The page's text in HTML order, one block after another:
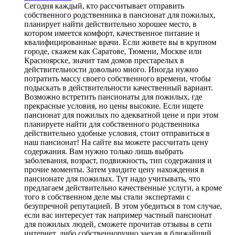
Сегодня каждый, кто рассчитывает отправить
собственного родственника в пансионат для пожилых,
планирует найти действительно хорошее место, в
котором имеется комфорт, качественное питание и
квалифицированные врачи. Если живете вы в крупном
городе, скажем как Саратове, Тюмени, Москве или
Красноярске, значит там домов престарелых в
действительности довольно много. Иногда нужно
потратить массу своего собственного времени, чтобы
подыскать в действительности качественный вариант.
Возможно встретить пансионаты для пожилых, где
прекрасные условия, но цены высокие. Если ищете
пансионат для пожилых по адекватной цене и при этом
планируете найти для собственного родственника
действительно удобные условия, стоит отправиться в
наш пансионат! На сайте вы можете рассчитать цену
содержания. Вам нужно только лишь выбрать
заболевания, возраст, подвижность, тип содержания и
прочие моменты. Затем увидите цену нахождения в
пансионате для пожилых. Тут надо учитывать, что
предлагаем действительно качественные услуги, а кроме
того в собственном деле мы стали экспертами с
безупречной репутацией. В этом убедиться в том случае,
если вас интересует так например частный пансионат
для пожилых людей, сможете прочитав отзывы в сети
интернет, либо собственноручно заехав в ближайший